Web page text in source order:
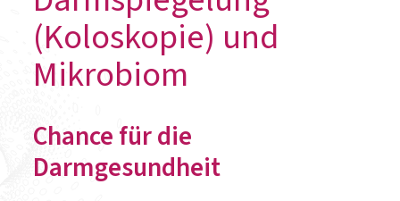
(Koloskopie) und
Mikrobiom
Chance für die
Darmgesundheit